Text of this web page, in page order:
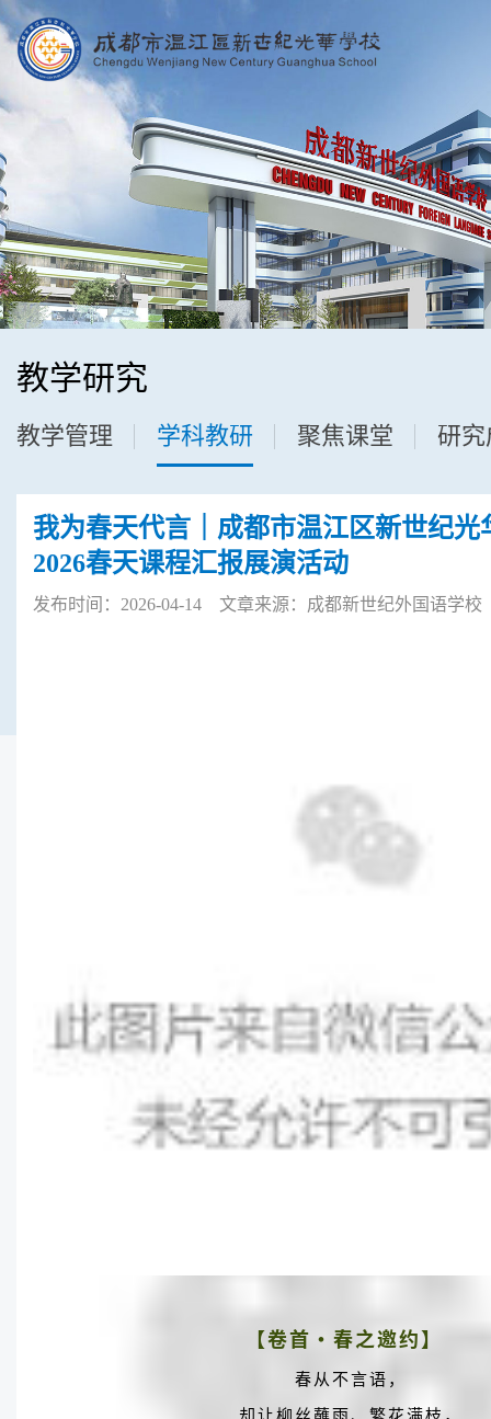
教学研究
教学管理 学科教研 聚焦课堂 研
我为春天代言｜成都市温江区新世纪光
2026春天课程汇报展演活动
发布时间：2026-04-14 文章来源：成都新世纪外国语学
【卷首·春之邀约】
春从不言语，
却让柳丝蘸雨、繁花满枝，